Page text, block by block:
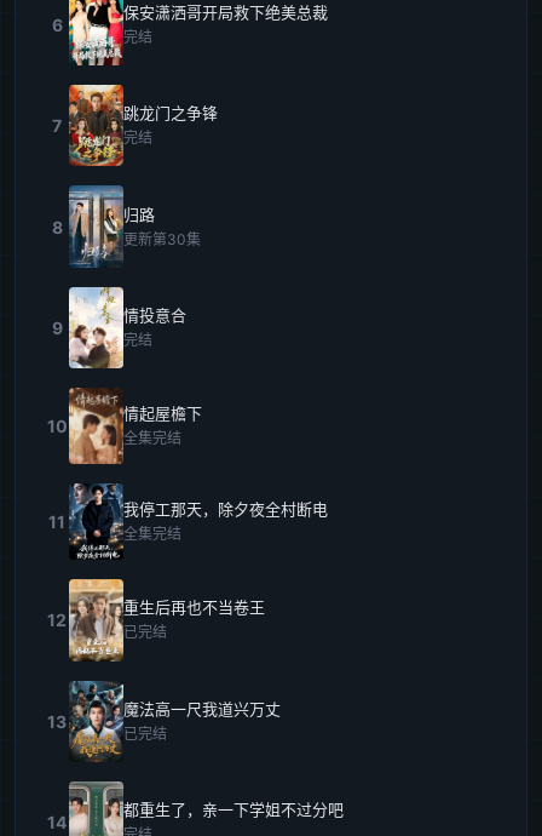
6
保安潇洒哥开局救下绝美总裁
完结
7
跳龙门之争锋
完结
8
归路
更新第30集
9
情投意合
完结
10
情起屋檐下
全集完结
11
我停工那天，除夕夜全村断电
全集完结
12
重生后再也不当卷王
已完结
13
魔法高一尺我道兴万丈
已完结
14
都重生了，亲一下学姐不过分吧